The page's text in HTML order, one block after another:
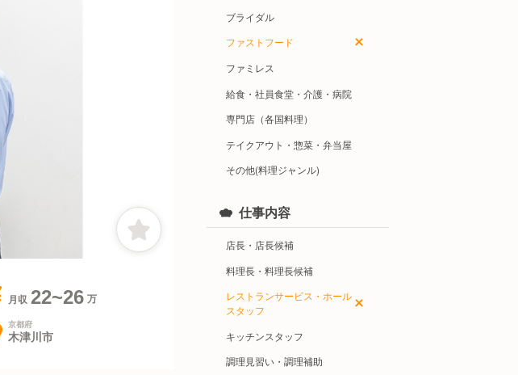
月収 22~26
京都府
木津川市
ブライダル
ファストフード
ファミレス
給食・社員食堂・介護・病院
専門店（各国料理）
テイクアウト・惣菜・弁当屋
その他(料理ジャンル)
仕事内容
店長・店長候補
料理長・料理長候補
レストランサービス・ホール
スタッフ
キッチンスタッフ
調理見習い・調理補助